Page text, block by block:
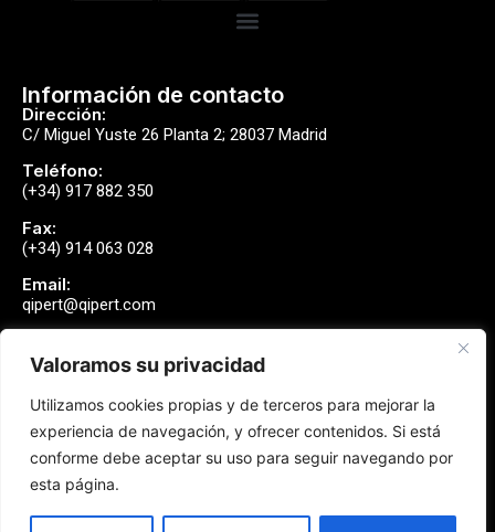
Valoramos su privacidad
Utilizamos cookies propias y de terceros para mejorar la
experiencia de navegación, y ofrecer contenidos. Si está
conforme debe aceptar su uso para seguir navegando por
esta página.
Información de contacto
Dirección:
C/ Miguel Yuste 26 Planta 2; 28037 Madrid
Teléfono:
(+34) 917 882 350
Fax:
(+34) 914 063 028
Email:
qipert@qipert.com
Contactar
Síguenos